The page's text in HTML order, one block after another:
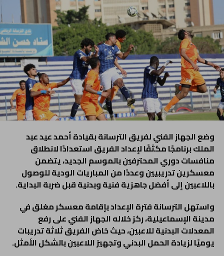
وضع الجهاز الفني لفريق الترسانة بقيادة أحمد عيد عبد
الملك برنامجًا مكثفًا لإعداد الفريق استعدادًا لانطلاق
منافسات دوري المحترفين بالموسم الجديد، يتضمن
معسكرين تدريبيين وعددًا من المباريات الودية للوصول
باللاعبين إلى أفضل جاهزية فنية وبدنية قبل ضربة البداية.
واستهل الترسانة فترة الإعداد بإقامة معسكر مغلق في
مدينة الإسماعيلية، ركز خلاله الجهاز الفني على رفع
المعدلات البدنية للاعبين، حيث خاض الفريق ثلاثة تدريبات
يوميًا لزيادة الحمل البدني وتجهيز اللاعبين بالشكل الأمثل.